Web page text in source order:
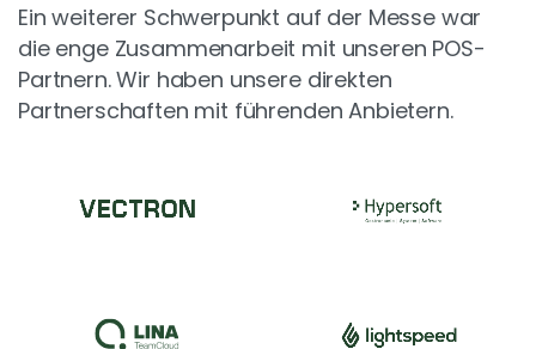
Ein weiterer Schwerpunkt auf der Messe war
die enge Zusammenarbeit mit unseren POS-
Partnern. Wir haben unsere direkten
Partnerschaften mit führenden Anbietern.